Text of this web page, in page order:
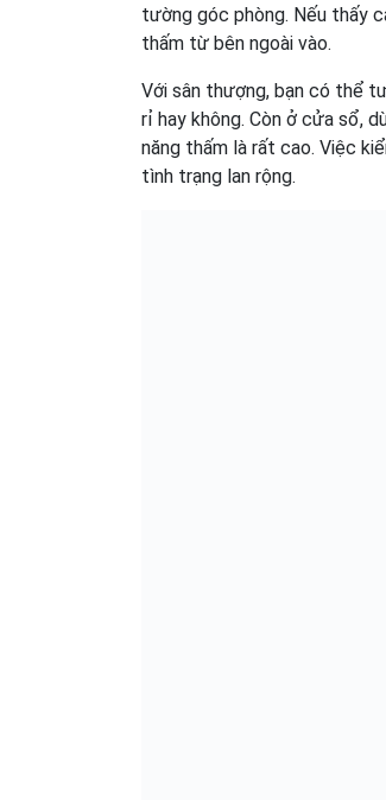
tường góc phòng. Nếu thấy
thấm từ bên ngoài vào.
Với sân thượng, bạn có thể
rỉ hay không. Còn ở cửa sổ,
năng thấm là rất cao. Việc
tình trạng lan rộng.